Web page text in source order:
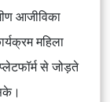
आजीविका
महिला
से जोड़ते